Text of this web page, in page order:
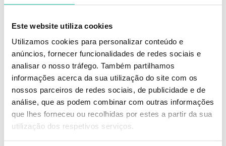
Este website utiliza cookies
Utilizamos cookies para personalizar conteúdo e
anúncios, fornecer funcionalidades de redes sociais e
analisar o nosso tráfego. Também partilhamos
informações acerca da sua utilização do site com os
nossos parceiros de redes sociais, de publicidade e de
análise, que as podem combinar com outras informações
que lhes forneceu ou recolhidas por estes a partir da sua
utilização dos respetivos serviços.
DESCRIÇÃO
A fórmula especial da coloração Ian Zachary, à base de milho
hidrogenado, permite-lhe uma coloração com óptimos resultados:
100% de cobertura de cinzas;